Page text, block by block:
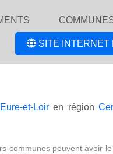
SITE INTERNET
Eure-et-Loiren région
peuvent avoir